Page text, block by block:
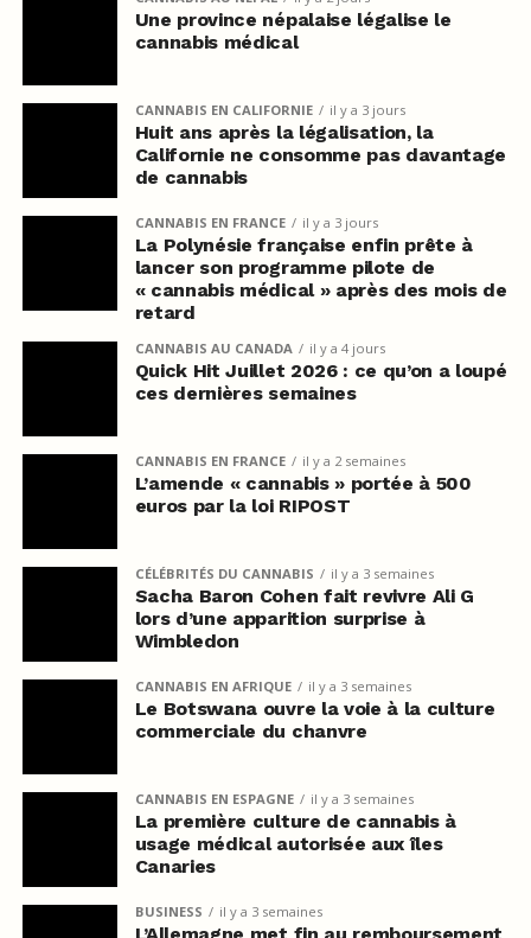
Une province népalaise légalise le
cannabis médical
CANNABIS EN CALIFORNIE il y a 3 jours
Huit ans après la légalisation, la
Californie ne consomme pas davantage
de cannabis
CANNABIS EN FRANCE il y a 3 jours
La Polynésie française enfin prête à
lancer son programme pilote de
« cannabis médical » après des mois de
retard
CANNABIS AU CANADA il y a 4 jours
Quick Hit Juillet 2026 : ce qu’on a loupé
ces dernières semaines
CANNABIS EN FRANCE il y a 2 semaines
L’amende « cannabis » portée à 500
euros par la loi RIPOST
CÉLÉBRITÉS DU CANNABIS il y a 3 semaines
Sacha Baron Cohen fait revivre Ali G
lors d’une apparition surprise à
Wimbledon
CANNABIS EN AFRIQUE il y a 3 semaines
Le Botswana ouvre la voie à la culture
commerciale du chanvre
CANNABIS EN ESPAGNE il y a 3 semaines
La première culture de cannabis à
usage médical autorisée aux îles
Canaries
BUSINESS il y a 3 semaines